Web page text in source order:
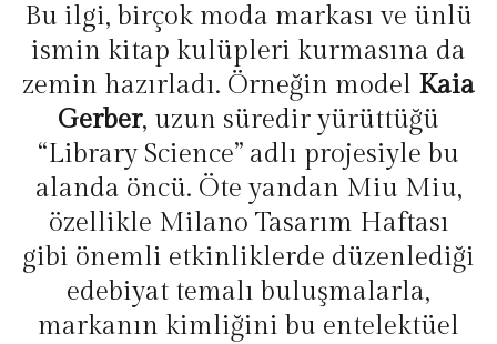
Bu ilgi, birçok moda markası ve ünlü
ismin kitap kulüpleri kurmasına da
zemin hazırladı. Örneğin model Kaia
Gerber, uzun süredir yürüttüğü
“Library Science” adlı projesiyle bu
alanda öncü. Öte yandan Miu Miu,
özellikle Milano Tasarım Haftası
gibi önemli etkinliklerde düzenlediği
edebiyat temalı buluşmalarla,
markanın kimliğini bu entelektüel